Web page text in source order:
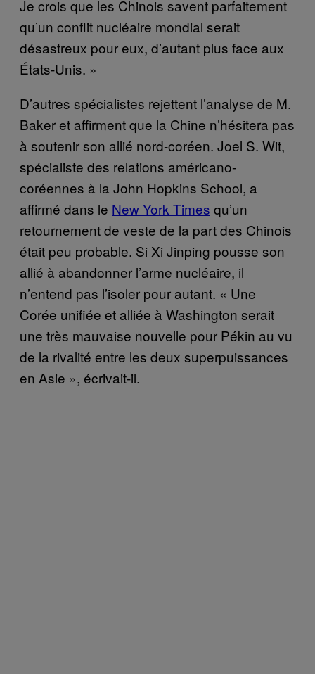
Je crois que les Chinois savent parfaitement
qu’un conflit nucléaire mondial serait
désastreux pour eux, d’autant plus face aux
États-Unis. »
D’autres spécialistes rejettent l’analyse de M.
Baker et affirment que la Chine n’hésitera pas
à soutenir son allié nord-coréen. Joel S. Wit,
spécialiste des relations américano-
coréennes à la John Hopkins School, a
affirmé dans le New York Times qu’un
retournement de veste de la part des Chinois
était peu probable. Si Xi Jinping pousse son
allié à abandonner l’arme nucléaire, il
n’entend pas l’isoler pour autant. « Une
Corée unifiée et alliée à Washington serait
une très mauvaise nouvelle pour Pékin au vu
de la rivalité entre les deux superpuissances
en Asie », écrivait-il.